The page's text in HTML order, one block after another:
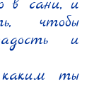
в сани, и
чтобы
и
ты